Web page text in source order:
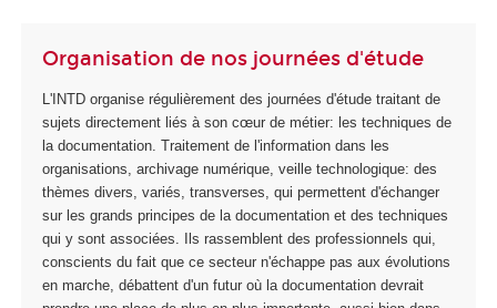
Organisation de nos journées d'étude
L'INTD organise régulièrement des journées d'étude traitant de
sujets directement liés à son cœur de métier: les techniques de
la documentation. Traitement de l'information dans les
organisations, archivage numérique, veille technologique: des
thèmes divers, variés, transverses, qui permettent d'échanger
sur les grands principes de la documentation et des techniques
qui y sont associées. Ils rassemblent des professionnels qui,
conscients du fait que ce secteur n'échappe pas aux évolutions
en marche, débattent d'un futur où la documentation devrait